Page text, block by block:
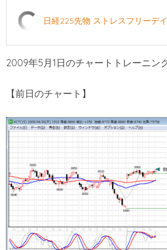
日経225先物 ストレスフリーデ
2009年5月1日のチャートトレーニン
【前日のチャート】